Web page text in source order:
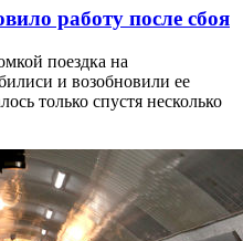
работу после сбоя
поездка на
и возобновили ее
только спустя несколько